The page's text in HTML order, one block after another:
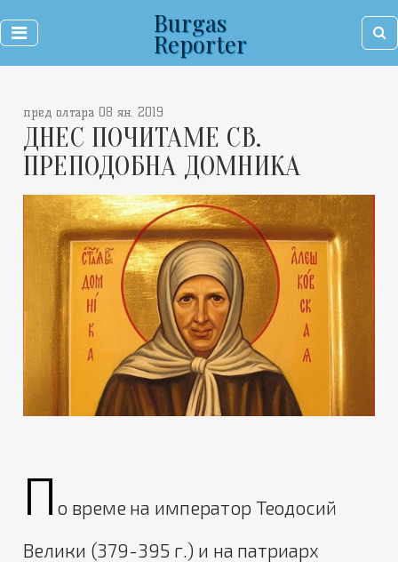
Burgas
Reporter
пред олтара 08 ян. 2019
ДНЕС ПОЧИТАМЕ СВ.
ПРЕПОДОБНА ДОМНИКА
П о време на император Теодосий
Велики (379-395 г.) и на патриарх